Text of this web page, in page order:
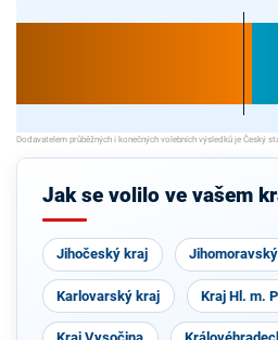
Jak se volilo ve vašem
Jihočeský kraj
Karlovarský kraj Kraj Hl. m.